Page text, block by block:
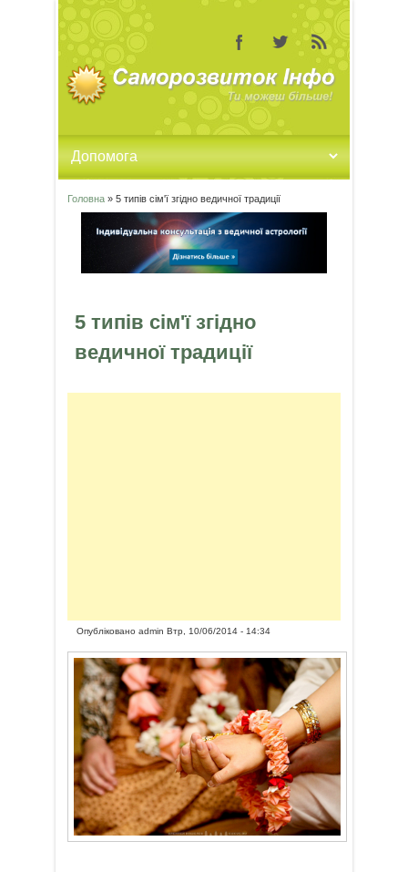
Ви є тут
Головна» 5 типів сім'ї згідно ведичної традиції
5 типів сім'ї згідно
ведичної традиції
Опублікованоadmin Втр, 10/06/2014 - 14:34